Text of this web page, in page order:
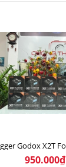
950.000₫